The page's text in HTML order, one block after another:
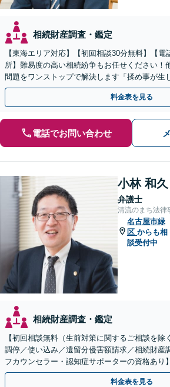
相続財産調査・鑑定
【東海エリア対応】【初回相談30分無料】【
所】難易度の高い相続紛争もお任せください！
問題をワンストップで解決します「揉め事が生
【分割払い対応】【完全個室制】【休日夜間相
料金表を見る
電話でお問い合わせ
小林 和久
弁護士
清流のまち法律
名古屋市緑
区 からも相
談受付中
相続財産調査・鑑定
【初回相談無料（生前対策に関するご相談を除
調停／使い込み／遺留分侵害額請求／相続財産
フカウンセラー・認知症サポーターの資格あり
続もお任せください」【当日・夜間相談可（要
料金表を見る